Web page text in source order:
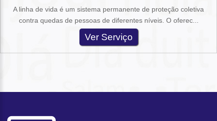
A linha de vida é um sistema permanente de proteção coletiva
contra quedas de pessoas de diferentes níveis. O oferec...
Ver Serviço